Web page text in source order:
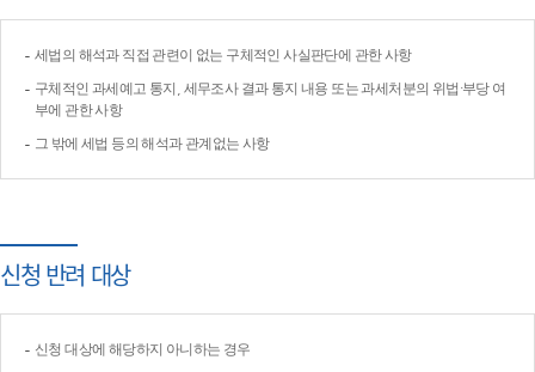
세법의 해석과 직접 관련이 없는 구체적인 사실판단에 관한 사항
구체적인 과세예고 통지, 세무조사 결과 통지 내용 또는 과세처분의 위법·부당 여
부에 관한 사항
그 밖에 세법 등의 해석과 관계없는 사항
신청 반려 대상
신청 대상에 해당하지 아니하는 경우